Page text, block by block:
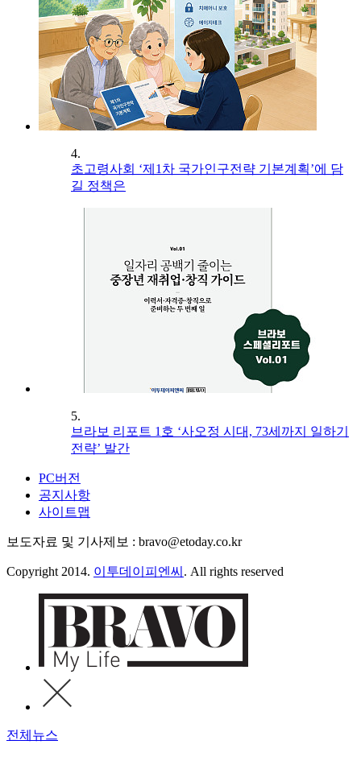
4.
초고령사회 ‘제1차 국가인구전략 기본계획’에 담
길 정책은
5.
브라보 리포트 1호 ‘사오정 시대, 73세까지 일하기
전략’ 발간
PC버전
공지사항
사이트맵
보도자료 및 기사제보 : bravo@etoday.co.kr
Copyright 2014. 이투데이피엔씨 . All rights reserved
전체뉴스